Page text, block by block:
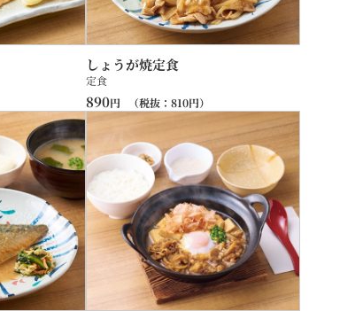
しょうが焼定食
定食
890円 （税抜： 810円）